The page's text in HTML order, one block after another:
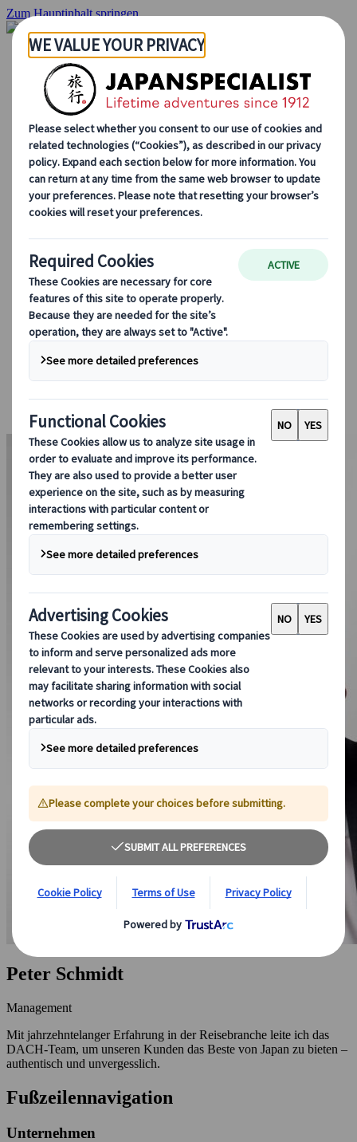
Zum Hauptinhalt springen
Startseite
Rundreisen
Individuelle Reisen
Gruppenreisen
Selbstfahrerreisen
Ausflüge
Maßgeschneiderte Gruppenreisen
Japan Rail Pass
Wie wir arbeiten
Über uns
Treffen Sie unser Team
Werden Sie Teil unseres Teams
Saisonale Reisetipps
Highlights des Reiseziels
Kulturelle Einblicke
Kulinarische Erlebnisse
Entdecke Japan mit dem Zug
Häufig gestellte Fragen
Wichtige Informationen
Etikette in Japan
Autofahren in Japan
Bei uns buchen
Japan Rail Pass
Unterkunft
Online-Beratung
Peter Schmidt
Management
Mit jahrzehntelanger Erfahrung in der Reisebranche leite ich das
DACH-Team, um unseren Kunden das Beste von Japan zu bieten –
authentisch und unvergesslich.
Fußzeilennavigation
Unternehmen